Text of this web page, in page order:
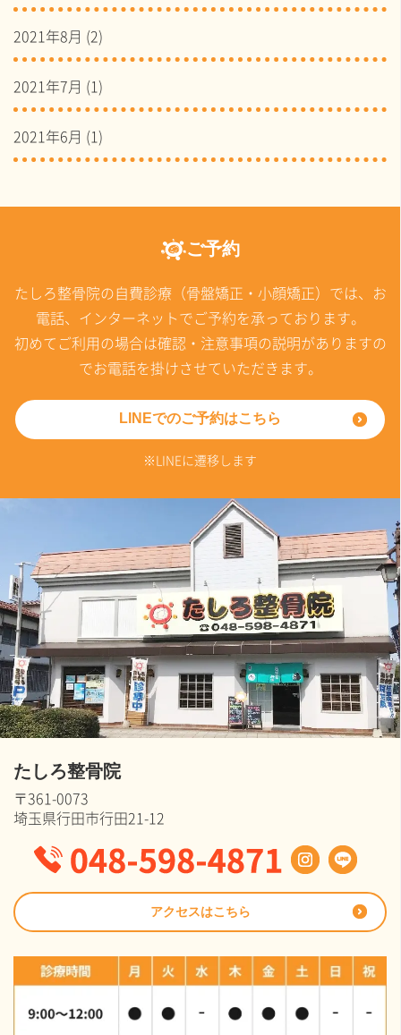
2021年8月 (2)
2021年7月 (1)
2021年6月 (1)
ご予約
たしろ整骨院の自費診療（骨盤矯正・小顔矯正）では、お
電話、インターネットでご予約を承っております。
初めてご利用の場合は確認・注意事項の説明がありますの
でお電話を掛けさせていただきます。
LINEでのご予約はこちら
※LINEに遷移します
たしろ整骨院
〒361-0073
埼玉県行田市行田21-12
アクセスはこちら